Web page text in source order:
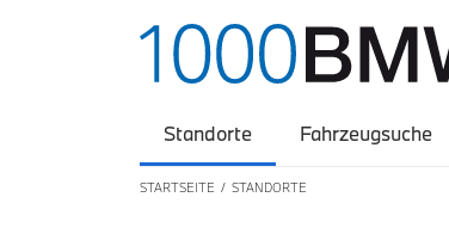
Standorte Fahrzeugsuche
STARTSEITE STANDORTE